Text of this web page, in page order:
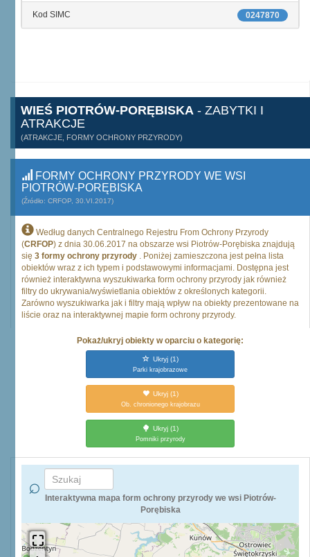
0247870
Kod SIMC
WIEŚ PIOTRÓW-PORĘBISKA - ZABYTKI I
ATRAKCJE
(ATRAKCJE, FORMY OCHRONY PRZYRODY)
FORMY OCHRONY PRZYRODY WE WSI
PIOTRÓW-PORĘBISKA
(Źródło: CRFOP, 30.VI.2017)
Według danych Centralnego Rejestru From Ochrony Przyrody
(CRFOP) z dnia 30.06.2017 na obszarze wsi Piotrów-Porębiska znajdują
się 3 formy ochrony przyrody . Poniżej zamieszczona jest pełna lista
obiektów wraz z ich typem i podstawowymi informacjami. Dostępna jest
również interaktywna wyszukiwarka form ochrony przyrody jak również
filtry do ukrywania/wyświetlania obiektów z określonych kategorii.
Zarówno wyszukiwarka jak i filtry mają wpływ na obiekty prezentowane na
liście oraz na interaktywnej mapie form ochrony przyrody.
Pokaż/ukryj obiekty w oparciu o kategorię:
Ukryj(1)
Parki krajobrazowe
Ukryj(1)
Ob. chronionego krajobrazu
Ukryj(1)
Pomniki przyrody
Interaktywna mapa form ochrony przyrody we wsi Piotrów-
Porębiska